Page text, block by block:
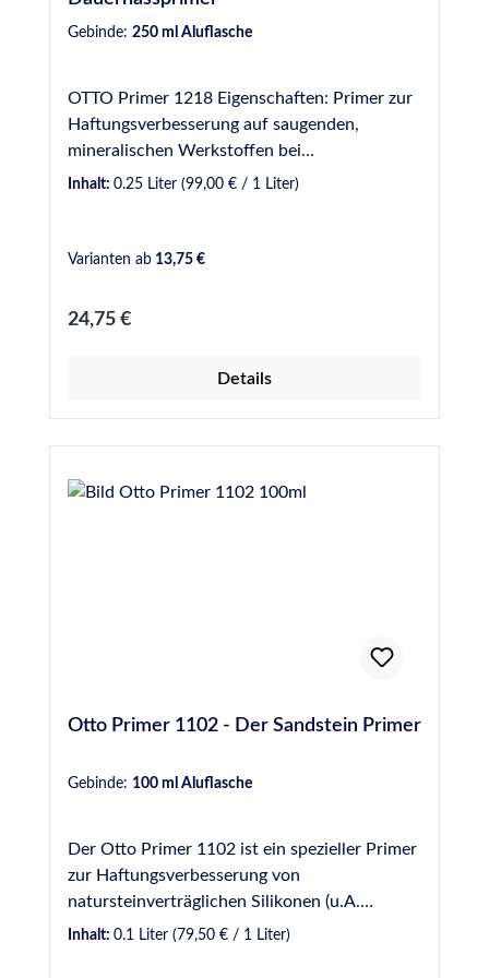
Gebinde: 250 ml Aluflasche
OTTO Primer 1218 Eigenschaften: Primer zur
Haftungsverbesserung auf saugenden,
mineralischen Werkstoffen bei
Dauernassbelastung. Ablüftezeit mindestens
Sicherheitsdatenblatt. Anwendungsgebiete:
mineralischen Werkstoffen (z. B. Beton,
Mörtel, Fugenmörtel) und Keramik. Für das
auf unglasierten keramischen Untergründen.
Inhalt: 0.25 Liter (99,00 € / 1 Liter)
Varianten ab 13,75 €
Regulärer Preis:
24,75 €
Details
Otto Primer 1102 - Der Sandstein Primer
Gebinde: 100 ml Aluflasche
Der Otto Primer 1102 ist ein spezieller Primer
zur Haftungsverbesserung von
natursteinverträglichen Silikonen (u.A.
Ottoseal S 70, Ottoseal S 117, Ottoseal S 130
Inhalt: 0.1 Liter (79,50 € / 1 Liter)